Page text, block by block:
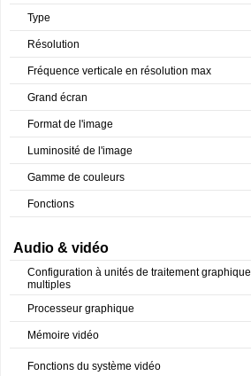
Type
Résolution
Fréquence verticale en résolution max
Grand écran
Format de l'image
Luminosité de l'image
Gamme de couleurs
Fonctions
Audio & vidéo
Configuration à unités de traitement graphique
multiples
Processeur graphique
Mémoire vidéo
Fonctions du système vidéo